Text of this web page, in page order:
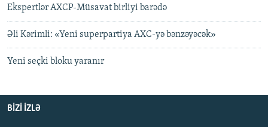
Ekspertlər AXCP-Müsavat birliyi barədə
Əli Kərimli: «Yeni superpartiya AXC-yə bənzəyəcək»
Yeni seçki bloku yaranır
BIZI IZLƏ